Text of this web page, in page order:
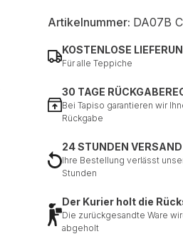
Artikelnummer: DA07B
KOSTENLOSE
Für alle Teppiche
30 TAGE
Bei Tapiso garantieren wir
Rückgabe
24 STUNDEN VERSAND
Ihre Bestellung verlässt
Stunden
Der Kurier holt die
Die zurückgesandte Ware
abgeholt